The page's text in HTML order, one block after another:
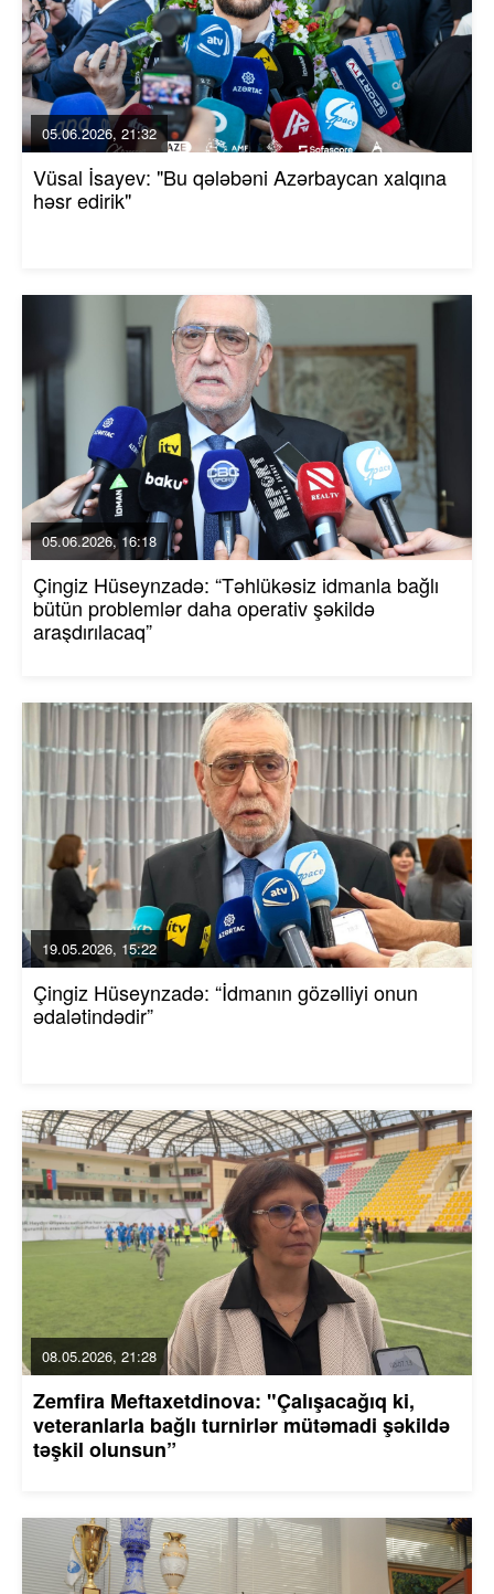
05.06.2026, 21:32
Vüsal İsayev: "Bu qələbəni Azərbaycan xalqına
həsr edirik"
05.06.2026, 16:18
Çingiz Hüseynzadə: “Təhlükəsiz idmanla bağlı
bütün problemlər daha operativ şəkildə
araşdırılacaq”
19.05.2026, 15:22
Çingiz Hüseynzadə: “İdmanın gözəlliyi onun
ədalətindədir”
08.05.2026, 21:28
Zemfira Meftaxetdinova: "Çalışacağıq ki,
veteranlarla bağlı turnirlər mütəmadi şəkildə
təşkil olunsun”